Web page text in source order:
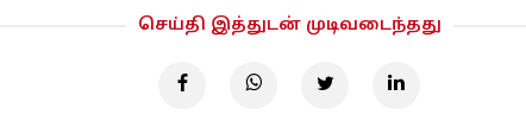
செய்தி இத்துடன் முடிவடைந்தது